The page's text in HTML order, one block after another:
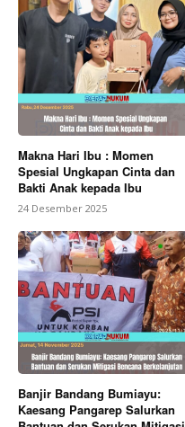
Makna Hari Ibu : Momen
Spesial Ungkapan Cinta dan
Bakti Anak kepada Ibu
24 Desember 2025
Banjir Bandang Bumiayu:
Kaesang Pangarep Salurkan